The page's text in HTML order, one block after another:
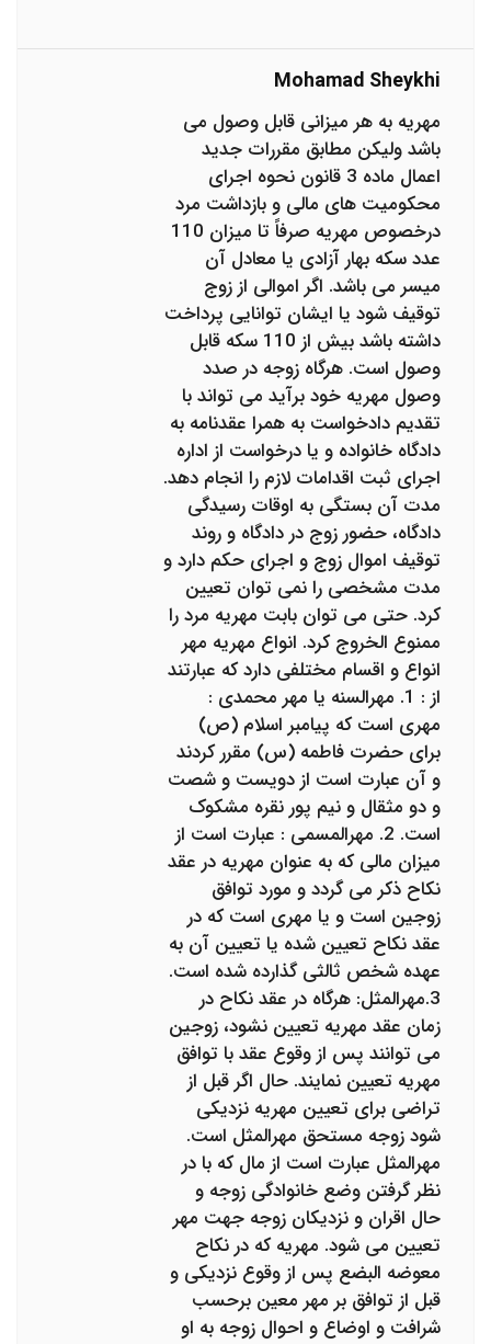
Mohamad Sheykhi
مهریه به هر میزانی قابل وصول می
باشد ولیکن مطابق مقررات جدید
اعمال ماده 3 قانون نحوه اجرای
محکومیت های مالی و بازداشت مرد
درخصوص مهریه صرفاً تا میزان 110
عدد سکه بهار آزادی یا معادل آن
میسر می باشد. اگر اموالی از زوج
توقیف شود یا ایشان توانایی پرداخت
داشته باشد بیش از 110 سکه قابل
وصول است. هرگاه زوجه در صدد
وصول مهریه خود برآید می تواند با
تقدیم دادخواست به همرا عقدنامه به
دادگاه خانواده و یا درخواست از اداره
اجرای ثبت اقدامات لازم را انجام دهد.
مدت آن بستگی به اوقات رسیدگی
دادگاه، حضور زوج در دادگاه و روند
توقیف اموال زوج و اجرای حکم دارد و
مدت مشخصی را نمی توان تعیین
کرد. حتی می توان بابت مهریه مرد را
ممنوع الخروج کرد. انواع مهریه مهر
انواع و اقسام مختلفی دارد که عبارتند
از : 1. مهرالسنه یا مهر محمدی :
مهری است که پیامبر اسلام (ص)
برای حضرت فاطمه (س) مقرر کردند
و آن عبارت است از دویست و شصت
و دو مثقال و نیم پور نقره مشکوک
است. 2. مهرالمسمی : عبارت است از
میزان مالی که به عنوان مهریه در عقد
نکاح ذکر می گردد و مورد توافق
زوجین است و یا مهری است که در
عقد نکاح تعیین شده یا تعیین آن به
عهده شخص ثالثی گذارده شده است.
3.مهرالمثل: هرگاه در عقد نکاح در
زمان عقد مهریه تعیین نشود، زوجین
می توانند پس از وقوع عقد با توافق
مهریه تعیین نمایند. حال اگر قبل از
تراضی برای تعیین مهریه نزدیکی
شود زوجه مستحق مهرالمثل است.
مهرالمثل عبارت است از مال که با در
نظر گرفتن وضع خانوادگی زوجه و
حال اقران و نزدیکان زوجه جهت مهر
تعیین می شود. مهریه که در نکاح
معوضه البضع پس از وقوع نزدیکی و
قبل از توافق بر مهر معین برحسب
شرافت و اوضاع و احوال زوجه به او